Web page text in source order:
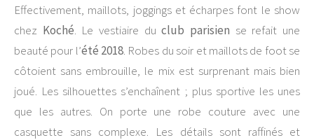
Effectivement, maillots, joggings et écharpes font le show
chez Koché. Le vestiaire duclub parisien se refait une
beauté pour l’été 2018. Robes du soir et maillots de foot se
côtoient sans embrouille, le mix est surprenant mais bien
joué. Les silhouettes s’enchaînent ; plus sportive les unes
que les autres. On porte une robe couture avec une
casquette sans complexe. Les détails sont raffinés et